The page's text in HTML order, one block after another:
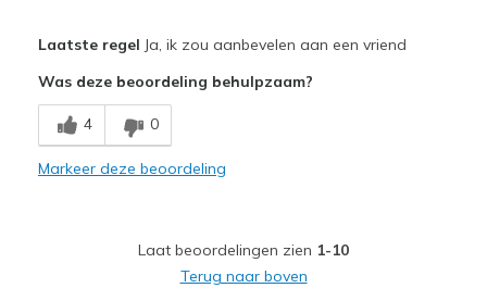
Breathe Well
Comfortable
Beste toepassingen
Laatste regel Ja, ik zou aanbevelen aan een vriend
Was deze beoordeling behulpzaam?
4 0
Markeer deze beoordeling
Laat beoordelingen zien 1-10
Terug naar boven